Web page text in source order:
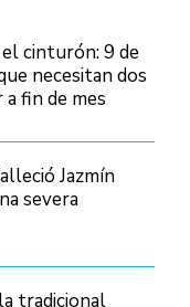
el cinturón: 9 de
necesitan dos
fin de mes
Jazmín
severa
tradicional